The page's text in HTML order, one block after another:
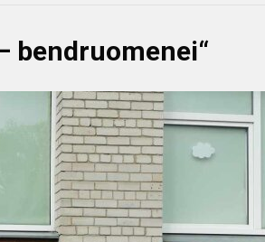
bendruomenei“